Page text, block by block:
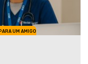
UM AMIGO